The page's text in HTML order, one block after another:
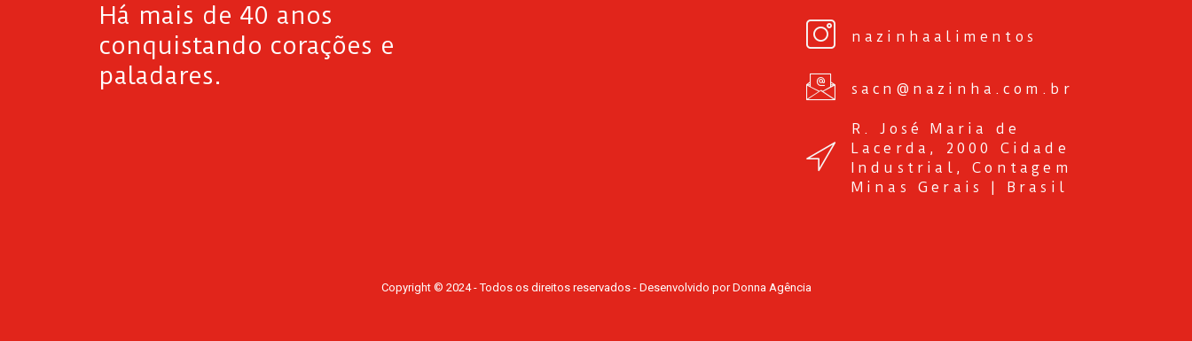
Há mais de 40 anos
conquistando corações e
paladares.
nazinhaalimentos
sacn@nazinha.com.br
R. José Maria de
Lacerda, 2000 Cidade
Industrial, Contagem
Minas Gerais | Brasil
Copyright © 2024 - Todos os direitos reservados - Desenvolvido por Donna Agência